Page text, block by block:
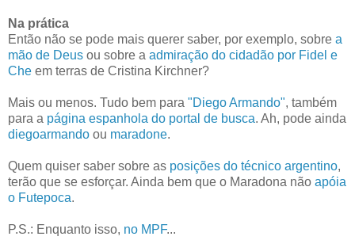
Na prática
Então não se pode mais querer saber, por exemplo, sobre a
mão de Deus ou sobre a admiração do cidadão por Fidel e
Che em terras de Cristina Kirchner?
Mais ou menos. Tudo bem para "Diego Armando", também
para a página espanhola do portal de busca. Ah, pode ainda
diegoarmando ou maradone.
Quem quiser saber sobre as posições do técnico argentino,
terão que se esforçar. Ainda bem que o Maradona não apóia
o Futepoca.
P.S.: Enquanto isso, no MPF...